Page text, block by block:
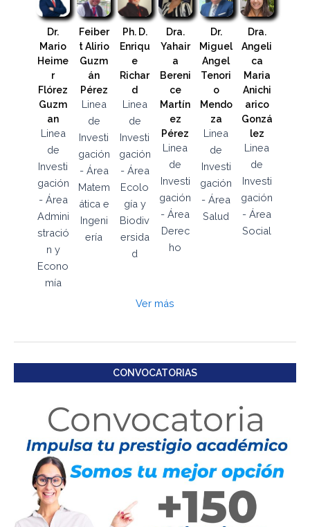
Dr.
Mario
Heime
r
Flórez
Guzm
an
Linea
de
Investi
gación
- Área
Admini
stració
n y
Econo
mía
Feiber
t Alirio
Guzm
án
Pérez
Linea
de
Investi
gación
- Área
Matem
ática e
Ingeni
ería
Ph. D.
Enriqu
e
Richar
d
Linea
de
Investi
gación
- Área
Ecolo
gía y
Biodiv
ersida
d
Dra.
Yahair
a
Bereni
ce
Martín
ez
Pérez
Linea
de
Investi
gación
- Área
Derec
ho
Dr.
Miguel
Angel
Tenori
o
Mendo
za
Linea
de
Investi
gación
- Área
Salud
Dra.
Angeli
ca
Maria
Anichi
arico
Gonzá
lez
Linea
de
Investi
gación
- Área
Social
Ver más
CONVOCATORIAS